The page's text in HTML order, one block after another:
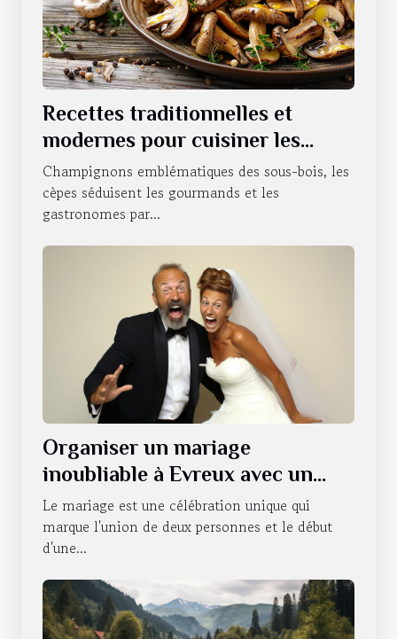
Recettes traditionnelles et
modernes pour cuisiner les
cèpes
Champignons emblématiques des sous-bois, les
cèpes séduisent les gourmands et les
gastronomes par...
Organiser un mariage
inoubliable à Evreux avec un
photobooth
Le mariage est une célébration unique qui
marque l'union de deux personnes et le début
d'une...